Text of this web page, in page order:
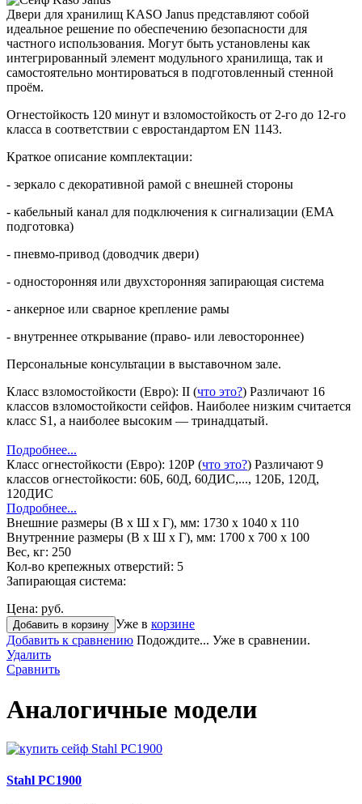
Двери для хранилищ KASO Janus представляют собой
идеальное решение по обеспечению безопасности для
частного использования. Могут быть установлены как
интегрированный элемент модульного хранилища, так и
самостоятельно монтироваться в подготовленный стенной
проём.
Огнестойкость 120 минут и взломостойкость от 2-го до 12-го
класса в соответствии с евростандартом EN 1143.
Краткое описание комплектации:
- зеркало с декоративной рамой с внешней стороны
- кабельный канал для подключения к сигнализации (EMA
подготовка)
- пневмо-привод (доводчик двери)
- односторонняя или двухсторонняя запирающая система
- анкерное или сварное крепление рамы
- внутреннее открывание (право- или левостороннее)
Персональные консультации в выставочном зале.
Класс взломостойкости (Евро): II (что это?) Различают 16
классов взломостойкости сейфов. Наиболее низким считается
класс S1, а наиболее высоким — тринадцатый.
Подробнее...
Класс огнестойкости (Евро): 120Р (что это?) Различают 9
классов огнестойкости: 60Б, 60Д, 60ДИС,..., 120Б, 120Д,
120ДИС
Подробнее...
Внешние размеры (В х Ш х Г), мм: 1730 x 1040 x 110
Внутренние размеры (В х Ш х Г), мм: 1700 x 700 x 100
Вес, кг: 250
Кол-во крепежных отверстий: 5
Запирающая система:
Цена: руб.
Добавить в корзину Уже в корзине
Добавить к сравнению Подождите... Уже в сравнении.
Удалить
Сравнить
Аналогичные модели
Stahl PC1900